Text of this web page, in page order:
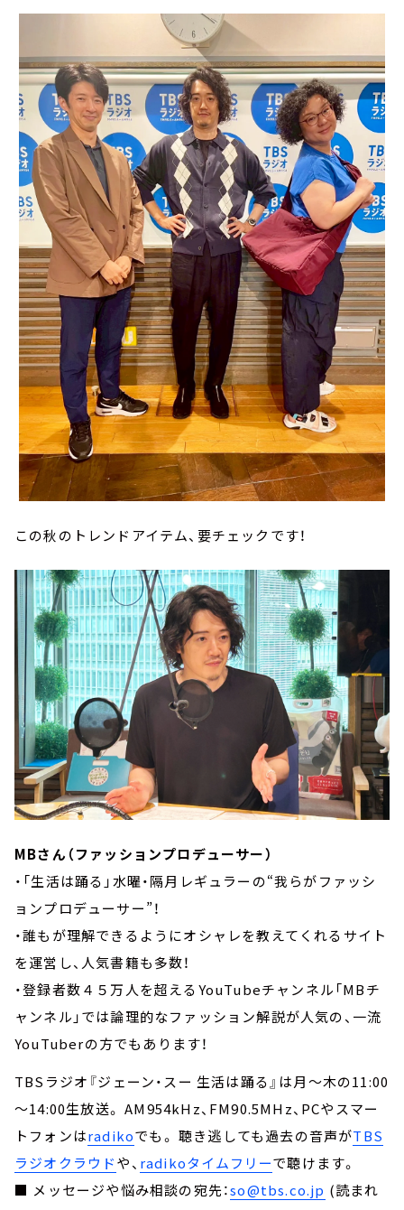
この秋のトレンドアイテム、要チェックです！
MBさん（ファッションプロデューサー）
・「生活は踊る」水曜・隔月レギュラーの“我らがファッシ
ョンプロデューサー”！
・誰もが理解できるようにオシャレを教えてくれるサイト
を運営し、人気書籍も多数！
・登録者数４５万人を超えるYouTubeチャンネル「MBチ
ャンネル」では論理的なファッション解説が人気の、一流
YouTuberの方でもあります！
TBSラジオ『ジェーン・スー 生活は踊る』は月～木の11:00
～14:00生放送。 AM954kHz、FM90.5MHz、PCやスマー
トフォンはradikoでも。 聴き逃しても過去の音声がTBS
ラジオクラウドや、 radikoタイムフリーで聴けます。
■ メッセージや悩み相談の宛先：so@tbs.co.jp (読まれ